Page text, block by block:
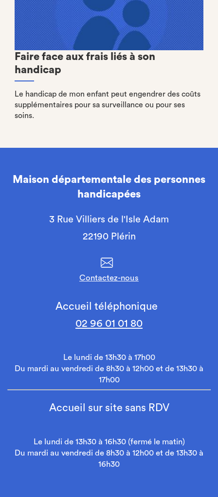
Faire face aux frais liés à son
handicap
Le handicap de mon enfant peut engendrer des coûts
supplémentaires pour sa surveillance ou pour ses
soins.
Maison départementale des personnes
handicapées
3 Rue Villiers de l'Isle Adam
22190 Plérin
Contactez-nous
Accueil téléphonique
02 96 01 01 80
Le lundi de 13h30 à 17h00
Du mardi au vendredi de 8h30 à 12h00 et de 13h30 à
17h00
Accueil sur site sans RDV
Le lundi de 13h30 à 16h30 (fermé le matin)
Du mardi au vendredi de 8h30 à 12h00 et de 13h30 à
16h30